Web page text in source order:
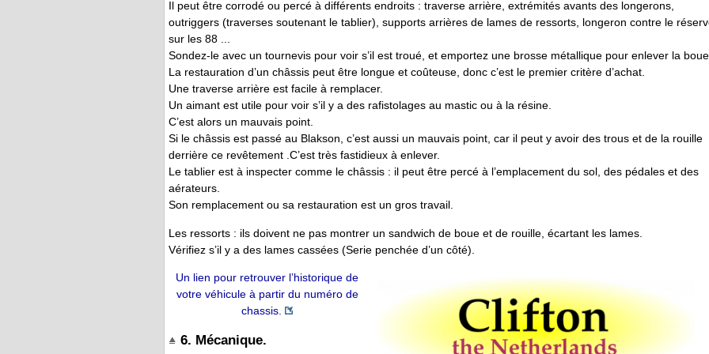
Il peut être corrodé ou percé à différents endroits : traverse arrière, extrémités avants des longerons,
outriggers (traverses soutenant le tablier), supports arrières de lames de ressorts, longeron contre le
sur les 88 ...
Sondez-le avec un tournevis pour voir s’il est troué, et emportez une brosse métallique pour enlever la
La restauration d’un châssis peut être longue et coûteuse, donc c’est le premier critère d’achat.
Une traverse arrière est facile à remplacer.
Un aimant est utile pour voir s’il y a des rafistolages au mastic ou à la résine.
C’est alors un mauvais point.
Si le châssis est passé au Blakson, c’est aussi un mauvais point, car il peut y avoir des trous et de la rouille
derrière ce revêtement .C’est très fastidieux à enlever.
Le tablier est à inspecter comme le châssis : il peut être percé à l’emplacement du sol, des pédales et des
aérateurs.
Son remplacement ou sa restauration est un gros travail.
Les ressorts : ils doivent ne pas montrer un sandwich de boue et de rouille, écartant les lames.
Vérifiez s’il y a des lames cassées (Serie penchée d’un côté).
Un lien pour retrouver l’historique de
votre véhicule à partir du numéro de
chassis.
6. Mécanique.